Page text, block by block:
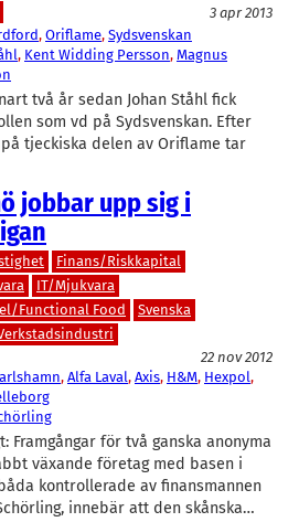
3 apr 2013
, Oriflame, Sydsvenskan
, Kent Widding Persson, Magnus
två år sedan Johan Ståhl fick
som vd på Sydsvenskan. Efter
tjeckiska delen av Oriflame tar
jobbar upp sig i
Finans/Riskkapital
IT/Mjukvara
Functional Food
Svenska
22 nov 2012
, Alfa Laval, Axis, H&M, Hexpol
Framgångar för två ganska anonyma
växande företag med basen i
kontrollerade av finansmannen
innebär att den skånska…